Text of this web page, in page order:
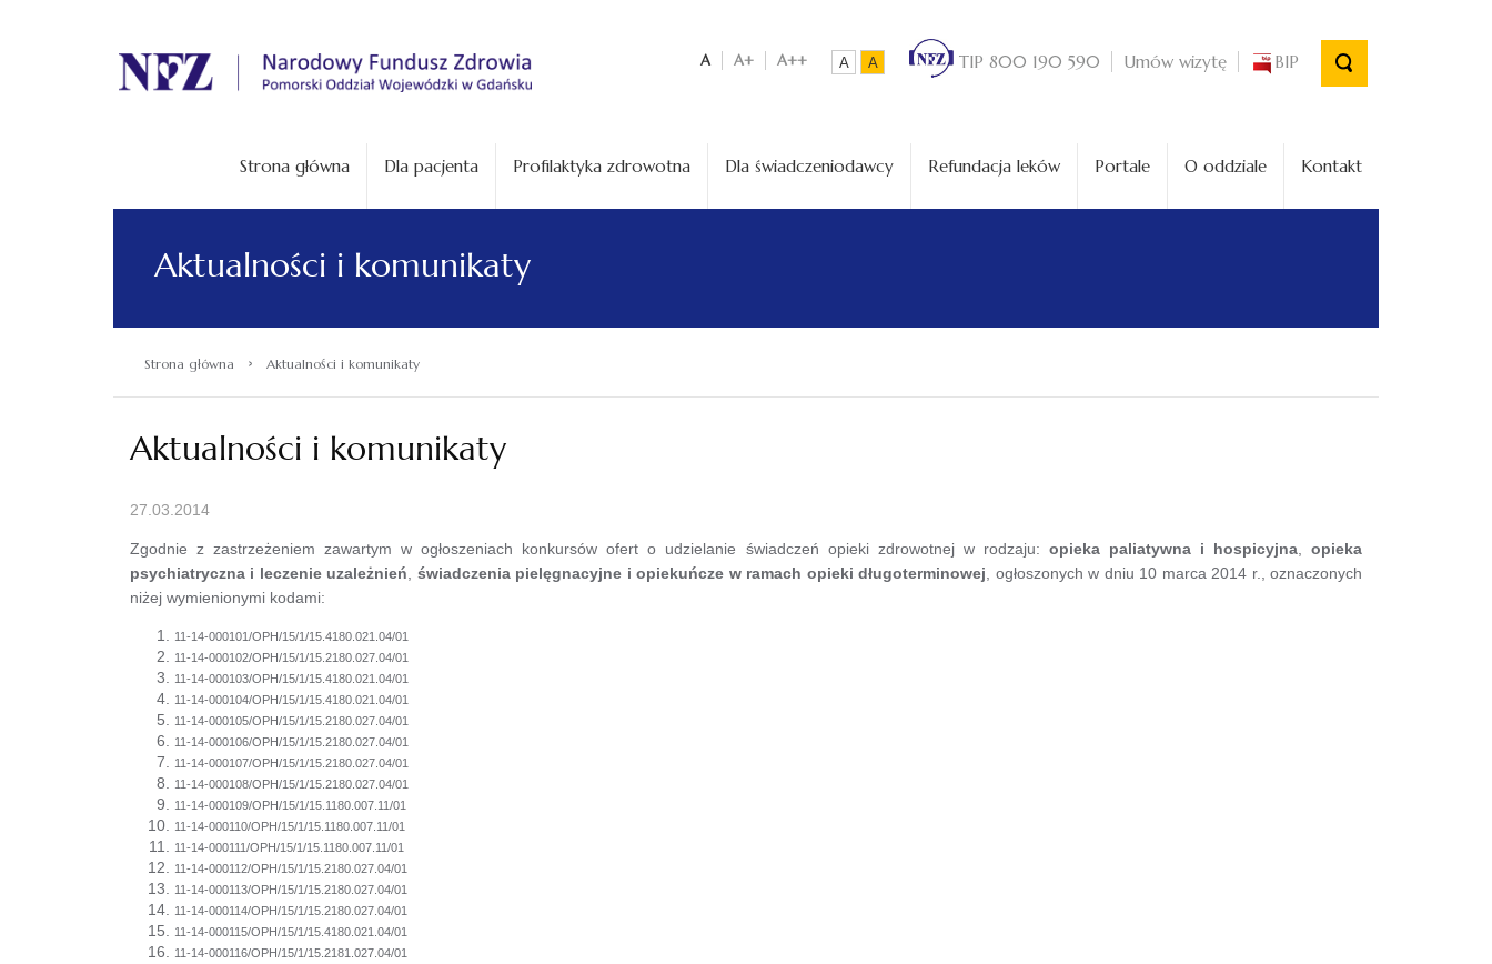
. A A+ A++ A A TIP 800 190 590 Umów wizytę BIP
Strona główna Dla pacjenta Profilaktyka zdrowotna Dla świadczeniodawcy Refundacja leków Portale O oddziale Kontakt
Aktualności i komunikaty
Strona główna › Aktualności i komunikaty
Aktualności i komunikaty
27.03.2014
Zgodnie z zastrzeżeniem zawartym w ogłoszeniach konkursów ofert o udzielanie świadczeń opieki zdrowotnej w rodzaju: opieka paliatywna i hospicyjna,opieka
psychiatryczna i leczenie uzależnień
świadczenia pielęgnacyjne i opiekuńcze w ramach opieki długoterminowej , ogłoszonych w dniu 10 marca 2014 r., oznaczonych
niżej wymienionymi kodami:
11-14-000101/OPH/15/1/15.4180.021.04/01
11-14-000102/OPH/15/1/15.2180.027.04/01
11-14-000103/OPH/15/1/15.4180.021.04/01
11-14-000104/OPH/15/1/15.4180.021.04/01
11-14-000105/OPH/15/1/15.2180.027.04/01
11-14-000106/OPH/15/1/15.2180.027.04/01
11-14-000107/OPH/15/1/15.2180.027.04/01
11-14-000108/OPH/15/1/15.2180.027.04/01
11-14-000109/OPH/15/1/15.1180.007.11/01
11-14-000110/OPH/15/1/15.1180.007.11/01
11-14-000111/OPH/15/1/15.1180.007.11/01
11-14-000112/OPH/15/1/15.2180.027.04/01
11-14-000113/OPH/15/1/15.2180.027.04/01
11-14-000114/OPH/15/1/15.2180.027.04/01
11-14-000115/OPH/15/1/15.4180.021.04/01
11-14-000116/OPH/15/1/15.2181.027.04/01